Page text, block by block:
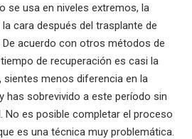
se usa en niveles extremos, la
cara después del trasplante de
acuerdo con otros métodos de
de recuperación es casi la
sientes menos diferencia en la
has sobrevivido a este período sin
No es posible completar el proceso
es una técnica muy problemática.